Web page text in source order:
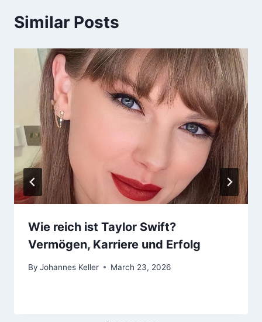
Similar Posts
Wie reich ist Taylor Swift?
Vermögen, Karriere und Erfolg
By Johannes Keller March 23, 2026